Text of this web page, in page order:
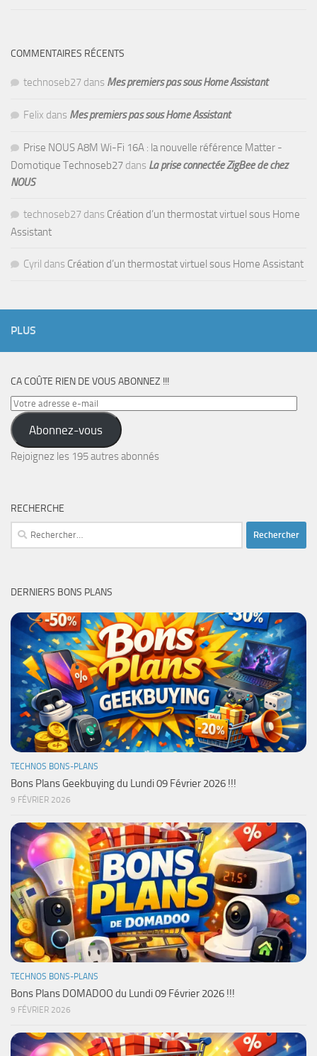
COMMENTAIRES RÉCENTS
technoseb27 dans Mes premiers pas sous Home Assistant
Felix dans Mes premiers pas sous Home Assistant
Prise NOUS A8M Wi-Fi 16A : la nouvelle référence Matter -
Domotique Technoseb27 dans La prise connectée ZigBee de chez
NOUS
technoseb27 dans Création d’un thermostat virtuel sous Home
Assistant
Cyril dans Création d’un thermostat virtuel sous Home Assistant
PLUS
CA COÛTE RIEN DE VOUS ABONNEZ !!!
Votre
adresse
e-
mail
Abonnez-vous
Rejoignez les 195 autres abonnés
RECHERCHE
Rechercher :
DERNIERS BONS PLANS
TECHNOS BONS-PLANS
Bons Plans Geekbuying du Lundi 09 Février 2026 !!!
9 FÉVRIER 2026
TECHNOS BONS-PLANS
Bons Plans DOMADOO du Lundi 09 Février 2026 !!!
9 FÉVRIER 2026